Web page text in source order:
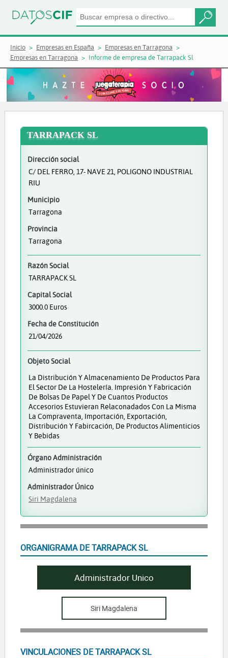
Inicio Empresas en España
Empresas en Tarragona
Empresas en Tarragona
Informe de empresa de Tarrapack Sl
TARRAPACK SL
Dirección social
C/ DEL FERRO, 17- NAVE 21, POLIGONO INDUSTRIAL
RIU
Municipio
Tarragona
Provincia
Tarragona
Razón Social
TARRAPACK SL
Capital Social
3000.0 Euros
Fecha de Constitución
21/04/2026
Objeto Social
La Distribución Y Almacenamiento De Productos Para
El Sector De La Hostelería. Impresión Y Fabricación
De Bolsas De Papel Y De Cuantos Productos
Accesorios Estuvieran Relaconadados Con La Misma
La Compraventa, Importación, Exportación,
Distribución Y Fabircación, De Productos Alimenticios
Y Bebidas
Órgano Administración
Administrador único
Administrador Único
Siri Magdalena
ORGANIGRAMA DE TARRAPACK SL
Administrador Unico
Siri Magdalena
VINCULACIONES DE TARRAPACK SL